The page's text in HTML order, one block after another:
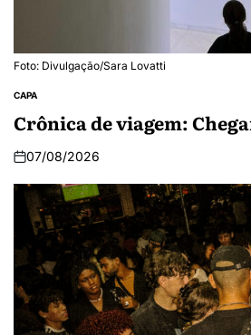
Foto: Divulgação/Sara Lovatti
CAPA
Crônica de viagem:
07/08/2026